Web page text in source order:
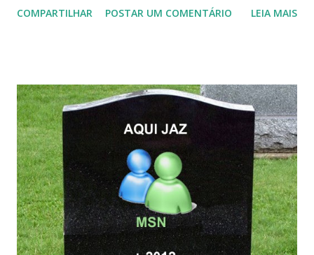
COMPARTILHAR POSTAR UM COMENTÁRIO LEIA MAIS